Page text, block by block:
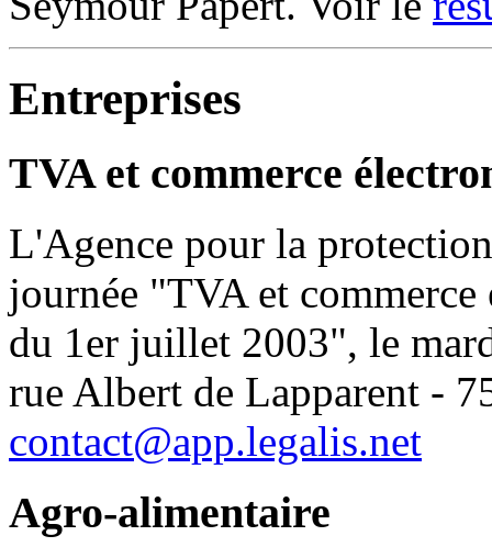
Entreprises
TVA et commerce
L'Agence pour la
journée "TVA et commerce
du 1er juillet 2003", le
rue Albert de Lapparent -
contact@app.legalis.net
Agro-alimentaire